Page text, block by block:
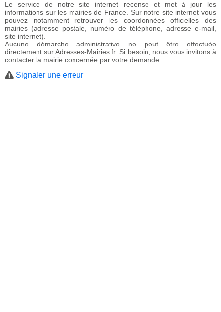
Le service de notre site internet recense et met à jour les
informations sur les mairies de France. Sur notre site internet vous
pouvez notamment retrouver les coordonnées officielles des
mairies (adresse postale, numéro de téléphone, adresse e-mail,
site internet).
Aucune démarche administrative ne peut être effectuée
directement sur Adresses-Mairies.fr. Si besoin, nous vous invitons à
contacter la mairie concernée par votre demande.
Signaler une erreur